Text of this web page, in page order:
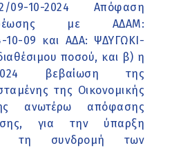
09-10-2024 Απόφαση
με ΑΔΑΜ:
10-09 και ΑΔΑ: ΨΔΥΓΩΚΙ-
ποσού, και β) η
βεβαίωση της
της Οικονομικής
ανωτέρω απόφασης
για την ύπαρξη
τη συνδρομή των